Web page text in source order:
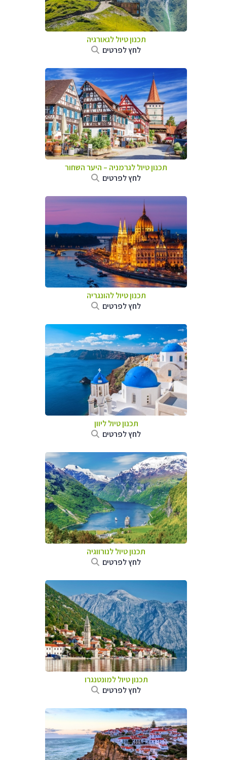
תכנון טיול לגאורגיה
לחץ לפרטים
תכנון טיול לגרמניה – היער השחור
לחץ לפרטים
תכנון טיול להונגריה
לחץ לפרטים
תכנון טיול ליוון
לחץ לפרטים
תכנון טיול לנורווגיה
לחץ לפרטים
תכנון טיול למונטנגרו
לחץ לפרטים